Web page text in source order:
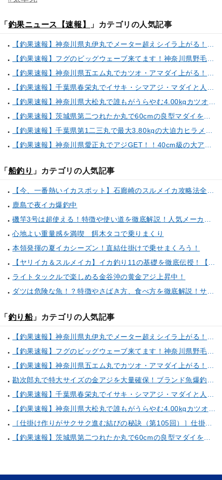
「 釣果ニュース【速報】 」カテゴリの人気記事
【釣果速報】神奈川県丸伊丸でメーター超えシイラ上がる！夏の海のモンスターと勝負したいなら今すぐ予約を！
【釣果速報】フグのビッグウェーブ来てます！神奈川県野毛屋釣船店で38cmのショウサイフグGET！このチャンスを逃すな！
【釣果速報】神奈川県五エム丸でカツオ・アマダイ上がる！イトヨリ・カサゴ・鬼カサゴなどゲストも多種多様！充実の釣行をお約束します！
【釣果速報】千葉県春栄丸でイサキ・シマアジ・マダイと人気魚種続々ゲット！いろいろな魚との出会いを楽しみたい人は即予約を！
【釣果速報】神奈川県大松丸で誰もがうらやむ4.00kgカツオをキャッチ！あなたも乗船して青物三昧しませんか？
【釣果速報】茨城県第二つれたか丸で60cmの良型マダイをキャッチ！アジのアタリも好調！人気者を一気にゲットできるリレー船が今、大人気！
【釣果速報】千葉県第1二三丸で最大3.80kgの大迫力ヒラメ獲れる！憧れの巨大根魚に出会う船の旅に出ませんか？
【釣果速報】神奈川県愛正丸でアジGET！！40cm級の大アジもお目見え！？ぜひスカッと釣りに来てください！
「 船釣り 」カテゴリの人気記事
【今、一番熱いイカスポット】石廊崎のスルメイカ攻略法全解説！（とび島丸／西伊豆 土肥恋人岬）
鹿島で夜イカ爆釣中
磯竿3号は超使える！特徴や使い道を徹底解説！人気メーカーのおすすめ磯竿もピックアップ！
心地よい重量感を満喫 餌木タコで乗りまくり
本領発揮の夏イカシーズン！直結仕掛けで乗せまくろう！
【ヤリイカ＆スルメイカ】イカ釣り11の基礎を徹底伝授！【中編】（喜平治丸／三浦半島剣崎間口港）
ライトタックルで楽しめる金谷沖の黄金アジ上昇中！
ダツは危険な魚！？特徴やさばき方、食べ方を徹底解説！サヨリとの見分け方もご紹介
「 釣り船」カテゴリの人気記事
【釣果速報】神奈川県丸伊丸でメーター超えシイラ上がる！夏の海のモンスターと勝負したいなら今すぐ予約を！
【釣果速報】フグのビッグウェーブ来てます！神奈川県野毛屋釣船店で38cmのショウサイフグGET！このチャンスを逃すな！
【釣果速報】神奈川県五エム丸でカツオ・アマダイ上がる！イトヨリ・カサゴ・鬼カサゴなどゲストも多種多様！充実の釣行をお約束します！
勘次郎丸で特大サイズの金アジを大量確保！ブランド魚爆釣の秘密は船長特製の「アレ」だった！【口コミ多数掲載】
【釣果速報】千葉県春栄丸でイサキ・シマアジ・マダイと人気魚種続々ゲット！いろいろな魚との出会いを楽しみたい人は即予約を！
【釣果速報】神奈川県大松丸で誰もがうらやむ4.00kgカツオをキャッチ！あなたも乗船して青物三昧しませんか？
［仕掛け作りがサクサク進む結びの秘訣（第105回）］仕掛け巻きの使い方②
【釣果速報】茨城県第二つれたか丸で60cmの良型マダイをキャッチ！アジのアタリも好調！人気者を一気にゲットできるリレー船が今、大人気！